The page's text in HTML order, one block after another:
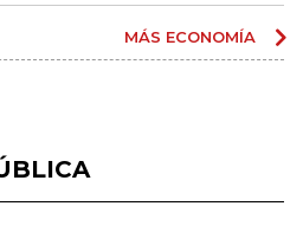
MÁS ECONOMÍA